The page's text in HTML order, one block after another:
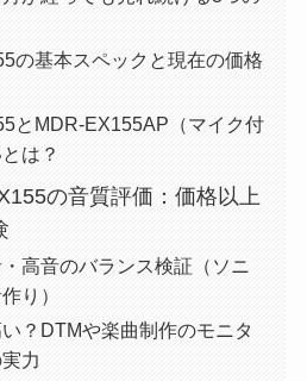
の基本スペックと現在の価格
とMDR-EX155AP（マイク付
は？
の音質評価：価格以上
高音のバランス検証（ソニ
り）
？DTMや楽曲制作のモニタ
力